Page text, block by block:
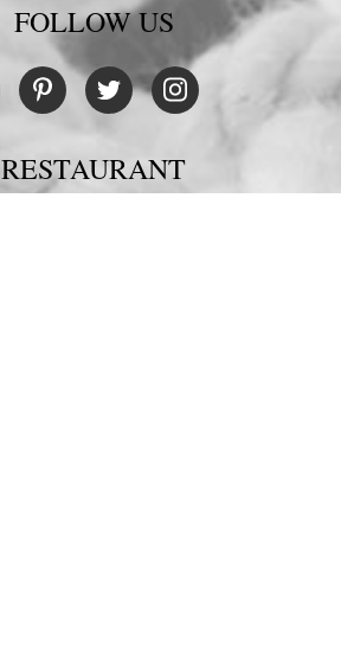
FOLLOW US
RESTAURANT